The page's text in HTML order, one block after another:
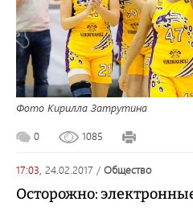
Фото Кирилла Затрутина
0 1085
17:03, 24.02.2017 / общество
Осторожно: